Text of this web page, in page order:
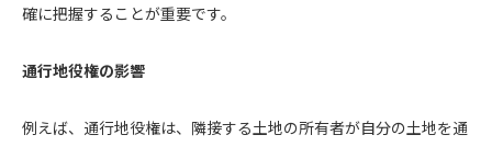
確に把握することが重要です。
通行地役権の影響
例えば、通行地役権は、隣接する土地の所有者が自分の土地を通